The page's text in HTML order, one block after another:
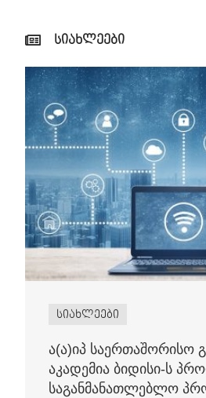
სიახლეები
სიახლეები
ა(ა)იპ საერთაშორისო
აკადემია ბიდისი-ს
საგანმანათლებლო